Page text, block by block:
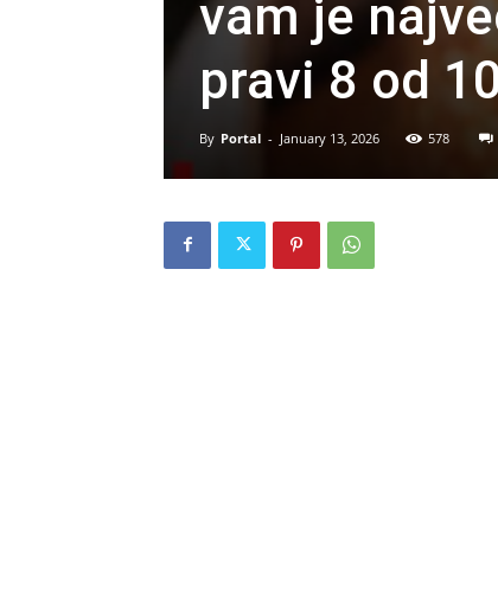
vam je
pravi 8 od
By Portal - January 13, 2026 578